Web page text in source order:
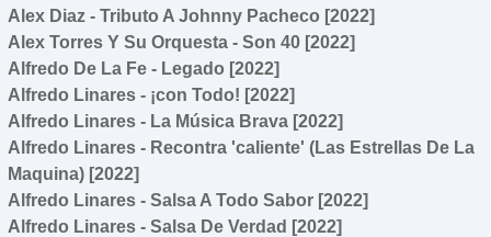
Alex Diaz - Tributo A Johnny Pacheco [2022]
Alex Torres Y Su Orquesta - Son 40 [2022]
Alfredo De La Fe - Legado [2022]
Alfredo Linares - ¡con Todo! [2022]
Alfredo Linares - La Música Brava [2022]
Alfredo Linares - Recontra 'caliente' (Las Estrellas De La
Maquina) [2022]
Alfredo Linares - Salsa A Todo Sabor [2022]
Alfredo Linares - Salsa De Verdad [2022]